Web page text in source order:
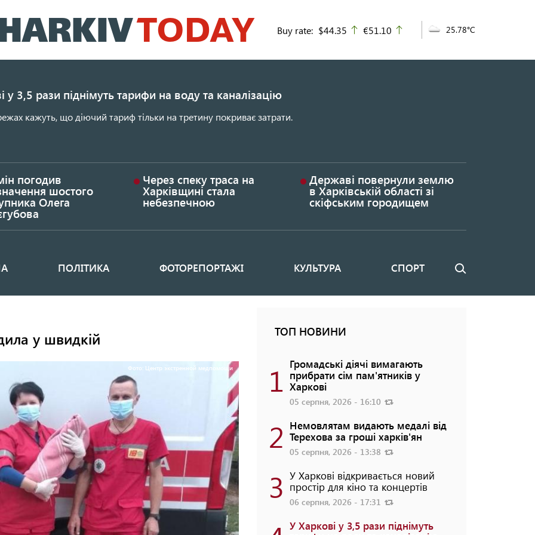
до
основного
Buy rate: $44.35 up
€51.10 25.78°C
у 3,5 рази піднімуть тарифи на воду та каналізацію
кажуть, що діючий тариф тільки на третину покриває затрати.
погодив
шостого
Олега
Через спеку траса на
Харківщині стала
небезпечною
Державі повернули землю
в Харківській області зі
скіфським городищем
ПОЛІТИКА ФОТОРЕПОРТАЖІ КУЛЬТУРА СПОРТ Пошук
у швидкій
Фото: Центр экстренной медпомощи
ТОП НОВИНИ
1 Громадські діячі вимагають
прибрати сім пам'ятників у
Харкові
05 серпня, 2026 - 16:10
2 Немовлятам видають медалі від
Терехова за гроші харків'ян
05 серпня, 2026 - 13:38
3 У Харкові відкривається новий
простір для кіно та концертів
06 серпня, 2026 - 17:31
У Харкові у 3,5 рази піднімуть